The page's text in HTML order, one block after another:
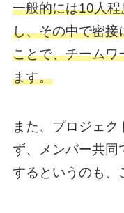
一般的には10人
し、その中で密接
ことで、チームワ
ます。
また、プロジェ
ず、メンバー共同
するというのも、